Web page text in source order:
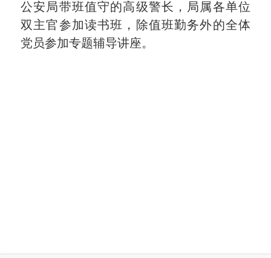
公安局带班值守的高级警长，局属各单位
双主官参加读书班，除值班勤务外的全体
党员参加专题辅导讲座。